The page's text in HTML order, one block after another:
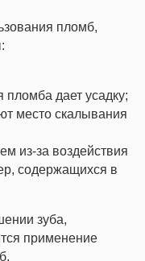
пломб,
дает усадку;
место скалывания
из-за воздействия
содержащихся в
зуба,
применение